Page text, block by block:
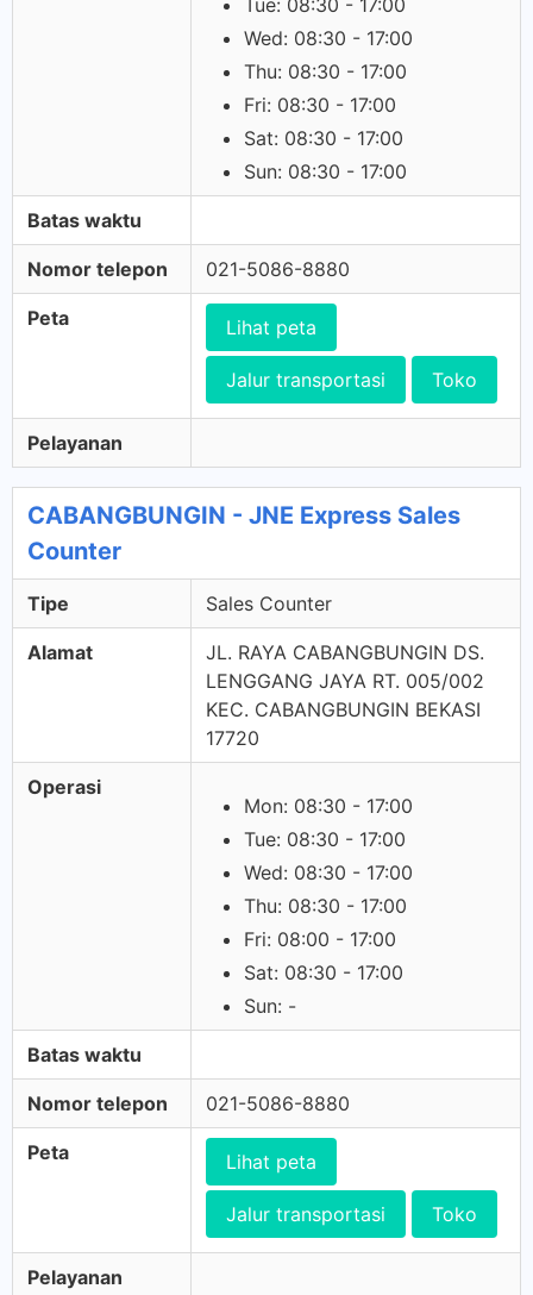
Tue: 08:30 - 17:00
Wed: 08:30 - 17:00
Thu: 08:30 - 17:00
Fri: 08:30 - 17:00
Sat: 08:30 - 17:00
Sun: 08:30 - 17:00
Batas waktu
Nomor telepon 021-5086-8880
Peta Lihat peta
Jalur transportasi Toko
Pelayanan
CABANGBUNGIN - JNE Express Sales
Counter
Tipe Sales Counter
Alamat
JL. RAYA CABANGBUNGIN DS.
LENGGANG JAYA RT. 005/002
KEC. CABANGBUNGIN BEKASI
17720
Operasi
Mon: 08:30 - 17:00
Tue: 08:30 - 17:00
Wed: 08:30 - 17:00
Thu: 08:30 - 17:00
Fri: 08:00 - 17:00
Sat: 08:30 - 17:00
Sun: -
Batas waktu
Nomor telepon 021-5086-8880
Peta Lihat peta
Jalur transportasi Toko
Pelayanan